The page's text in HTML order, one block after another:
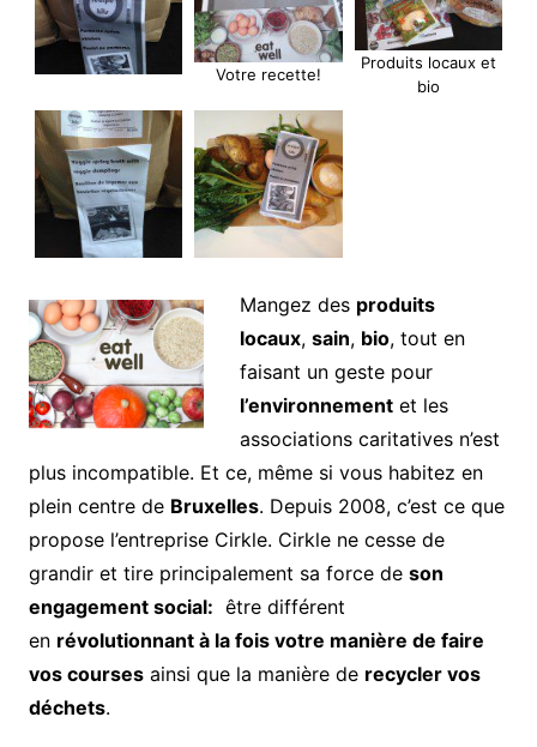
Votre recette!
Produits locaux et
bio
Mangez des produits
locaux, sain, bio, tout en
faisant un geste pour
l’environnementet les
associations caritatives n’est
plus incompatible. Et ce, même si vous habitez en
plein centre de Bruxelles. Depuis 2008, c’est ce que
propose l’entreprise Cirkle. Cirkle ne cesse de
grandir et tire principalement sa force de son
engagement social: être différent
en révolutionnant à la fois votre manière de faire
vos coursesainsi que la manière de recycler vos
déchets.